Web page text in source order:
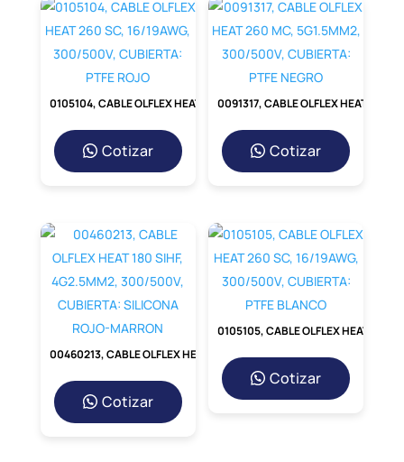
Cotizar Cotizar
Cotizar
Cotizar